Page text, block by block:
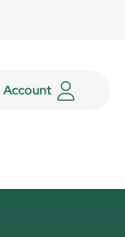
Account